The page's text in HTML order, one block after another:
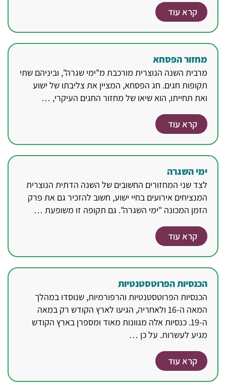
קרא עוד
מחזור הפסחא
מרבית השנה הנוצרית מורכבת מ"ימי שגרה", וביניהם שתי
תקופות חגים. חג הפסחא, המציין את צליבתו של ישוע
ואת תחייתו, הוא שיאו של מחזור החגים העיקרי, …
קרא עוד
ימי השגרה
לצד שני המחזורים החשובים של השנה הדתית הנוצרית
המנציחים אירועים בחיי ישוע, חשוב להזכיר גם את פרק
הזמן המכונה "ימי השגרה". גם תקופה זו משופעת …
קרא עוד
הכנסיות הפרוטסטנטיות
הכנסיות הפרוטסטנטיות והרפורמיות, שנוסדו במהלך
המאה ה-16 ולאחריה, הגיעו לארץ הקודש רק במאה
ה-19. כנסיות אלה מגוונות מאוד ומספרן בארץ הקודש
מגיע לעשרות. על כן …
קרא עוד